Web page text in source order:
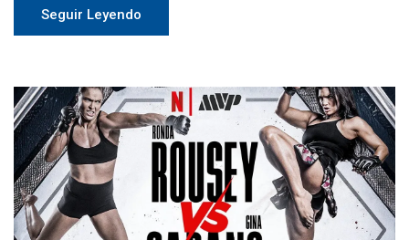
Seguir Leyendo